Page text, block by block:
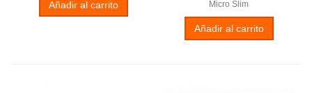
Añadir al carrito Micro Slim
Añadir al carrito